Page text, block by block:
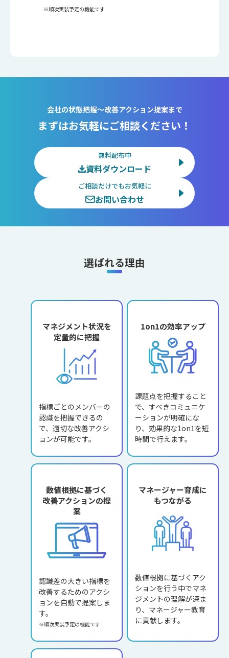
※順次実装予定の機能です
会社の状態把握～改善アクション提案まで
まずはお気軽にご相談ください！
無料配布中
資料ダウンロード
ご相談だけでもお気軽に
お問い合わせ
選ばれる理由
マネジメント状況を
定量的に把握
指標ごとのメンバーの
認識を把握できるの
で、適切な改善アクシ
ョンが可能です。
1on1の効率アップ
課題点を把握すること
で、すべきコミュニケ
ーションが明確にな
り、効果的な1on1を短
時間で行えます。
数値根拠に基づく
改善アクションの提
案
認識差の大きい指標を
改善するためのアクシ
ョンを自動で提案しま
す。
※順次実装予定の機能です
マネージャー育成に
もつながる
数値根拠に基づくアク
ションを行う中でマネ
ジメントの理解が深ま
り、マネージャー教育
に貢献します。